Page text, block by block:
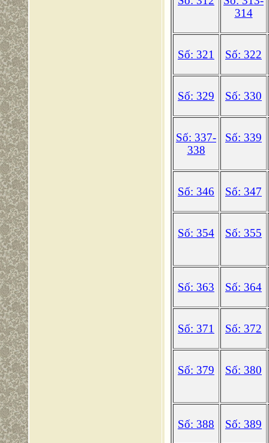
314
Số: 321 Số: 322
Số: 329 Số: 330
Số: 337-
338
Số: 339
Số: 346 Số: 347
Số: 354 Số: 355
Số: 363 Số: 364
Số: 371 Số: 372
Số: 379 Số: 380
Số: 388 Số: 389